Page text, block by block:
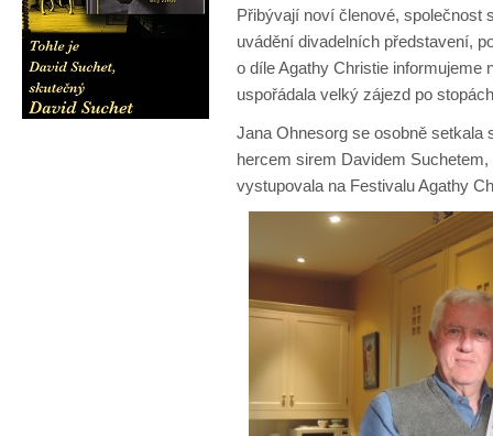
Přibývají noví členové, společnost
uvádění divadelních představení,
o díle Agathy Christie informujeme
uspořádala velký zájezd po
Jana Ohnesorg se osobně
hercem sirem Davidem
vystupovala na Festivalu Agathy